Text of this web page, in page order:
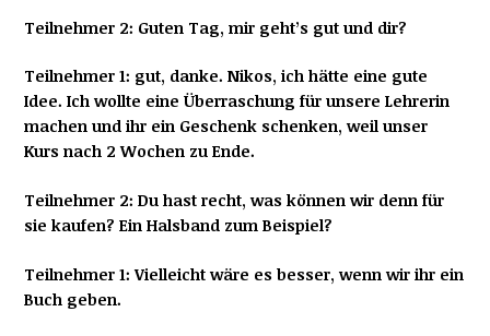
Teilnehmer 2: Guten Tag, mir geht’s gut und dir?
Teilnehmer 1: gut, danke. Nikos, ich hätte eine gute
Idee. Ich wollte eine Überraschung für unsere Lehrerin
machen und ihr ein Geschenk schenken, weil unser
Kurs nach 2 Wochen zu Ende.
Teilnehmer 2: Du hast recht, was können wir denn für
sie kaufen? Ein Halsband zum Beispiel?
Teilnehmer 1: Vielleicht wäre es besser, wenn wir ihr ein
Buch geben.